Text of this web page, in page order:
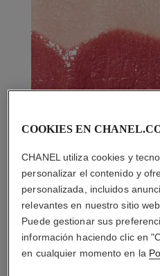
COOKIES EN
CHANEL utiliza cookies y
personalizar el contenido y
personalizada, incluidos
relevantes en nuestro sitio
Puede gestionar sus
información haciendo clic en
en cualquier momento en la